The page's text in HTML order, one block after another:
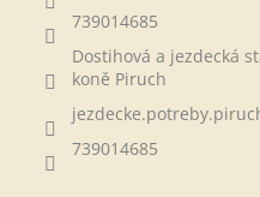
739014685
Dostihová a jezdecká
koně Piruch
739014685